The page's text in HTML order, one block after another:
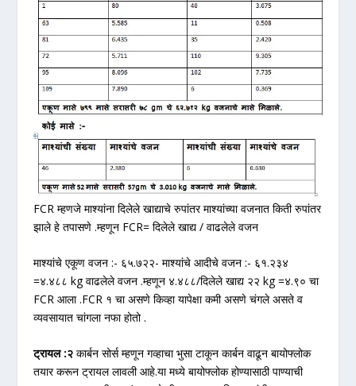
FCR म्हणजे माश्यांना दिलेले खाद्याचे रुपांतर माश्यांच्या वजनात किती रुपांतर
झाले हे तपासणे .म्हणून FCR= दिलेले खाद्य / वाढलेले वजन
माश्यांचे एकूण वजन :- ६५.७२२- माश्यांचे आदीचे वजन :- ६१.२३४
=४.४८८ kg वाढलेले वजन .म्हणून ४.४८८/दिलेले खाद्य २२ kg =४.९० चा
FCR आला .FCR १ चा असणे किव्हा यापेक्षा कमी असणे चंगले असते व
व्यवसायात चांगला नफा होतो .
ट्रायल :२ कार्बन सोर्स म्हणून गव्हाचा भुसा टाकून कार्बन वाढून बायोफ्लोक
तयार करून ट्रायल लावली आहे.या मध्ये बायोफ्लोक होण्यासाठी पाण्याची